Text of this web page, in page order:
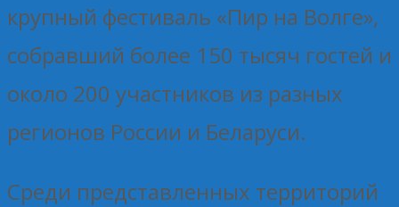
крупный фестиваль «Пир на Волге»,
собравший более 150 тысяч гостей и
около 200 участников из разных
регионов России и Беларуси.
Среди представленных территорий